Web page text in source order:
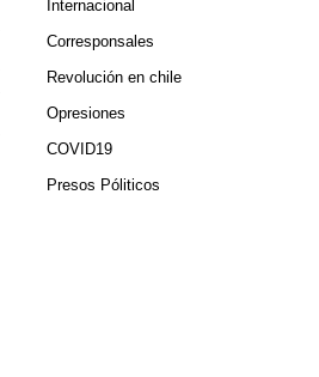
Internacional
Corresponsales
Revolución en chile
Opresiones
COVID19
Presos Póliticos